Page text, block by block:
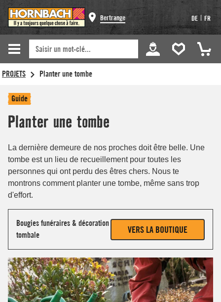
Bertrange DE FR